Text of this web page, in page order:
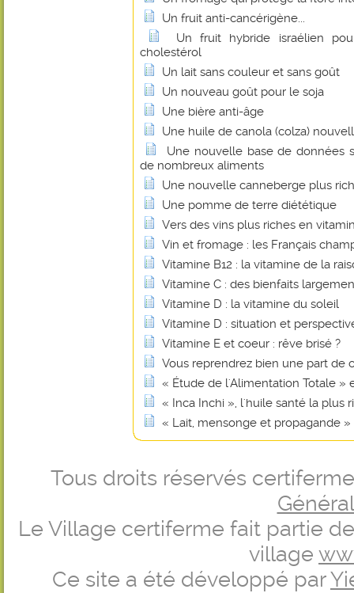
Un fruit anti-cancérigène...
Un fruit hybride israélien
cholestérol
Un lait sans couleur et sans goût
Un nouveau goût pour le soja
Une bière anti-âge
Une huile de canola (colza)
Une nouvelle base de données
de nombreux aliments
Une nouvelle canneberge plus
Une pomme de terre diététique
Vers des vins plus riches en
Vin et fromage : les Français
Vitamine B12 : la vitamine de la
Vitamine C : des bienfaits
Vitamine D : la vitamine du soleil
Vitamine D : situation et
Vitamine E et coeur : rêve brisé ?
Vous reprendrez bien une part de
« Étude de l'Alimentation Totale »
« Inca Inchi », l'huile santé la plus
« Lait, mensonge et propagande »
Tous droits réservés
Le Village certiferme fait partie
village
Ce site a été développé par